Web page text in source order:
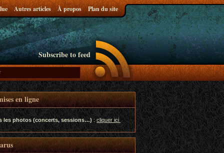
Autres articles À propos Plan du site
Subscribe to feed
en ligne
les photos (concerts, sessions…):cliquer ici